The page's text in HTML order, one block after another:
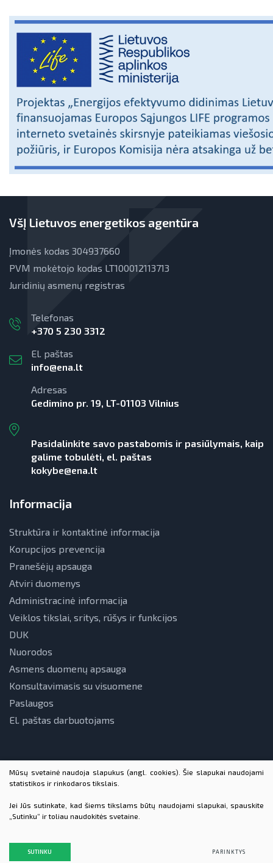
Leidiniai
Teisinė aplinka
EVE didinimo veiksmų planas
Pažangos įgyvendinant EVE tikslus
ataskaitos
Energijos tiekėjų ir įmonių sutaupymo
susitarimų įgyvendinimas
Energijos vartojimo auditas
EVE skatinimo ir viešinimo darbai
paslaugų diferencijavimas
Viešųjų pastatų atnaujinimas
VšĮ Lietuvos energetikos agentūra
Įmonės kodas 304937660
PVM mokėtojo kodas LT100012113713
Juridinių asmenų registras
Telefonas
+370 5 230 3312
El. paštas
info@ena.lt
Adresas
Gedimino pr. 19, LT-01103 Vilnius
Pasidalinkite savo pastabomis ir pasiūlymais, kaip
galime tobulėti, el. paštas
kokybe@ena.lt
Informacija
Struktūra ir kontaktinė informacija
Korupcijos prevencija
Pranešėjų apsauga
Atviri duomenys
Administracinė informacija
Veiklos tikslai, sritys, rūšys ir funkcijos
DUK
Nuorodos
Asmens duomenų apsauga
Konsultavimasis su visuomene
Paslaugos
El. paštas darbuotojams
© 2026 VšĮ Lietuvos energetikos agentūra. Visos teisės
Duomenų apsauga
Sukurta:TEXUS
Mūsų svetainė naudoja slapukus (angl. cookies). Šie slapukai naudojami
statistikos ir rinkodaros tikslais.
Jei Jūs sutinkate, kad šiems tikslams būtų naudojami slapukai, spauskite
„Sutinku“ ir toliau naudokitės svetaine.
SUTINKU PARINKTYS